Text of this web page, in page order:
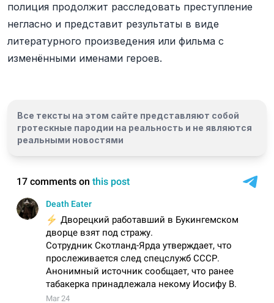
полиция продолжит расследовать преступление
негласно и представит результаты в виде
литературного произведения или фильма с
изменёнными именами героев.
Все тексты на этом сайте представляют собой
гротескные пародии на реальность и не являются
реальными новостями